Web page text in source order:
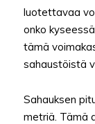
luotettavaa
onko
tämä
sahaustöistä
Sahauksen
metriä. Tämä